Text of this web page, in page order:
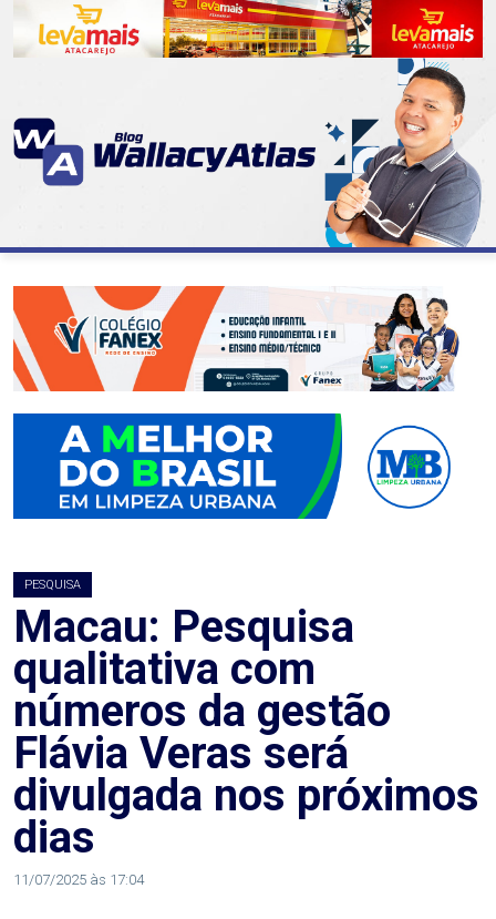
07
DE
ABASTECIMENTO
AÇÃO
SOCIAL
ADMINISTRAÇÃO
AGOSTO
ALEGRIA
ALRN
ANIVERSARIANTE
ARTICULAÇÃO
PARLAMENTAR
ARTIGO
PESQUISA
Macau: Pesquisa
qualitativa com
números da gestão
Flávia Veras será
divulgada nos próximos
dias
11/07/2025 às 17:04